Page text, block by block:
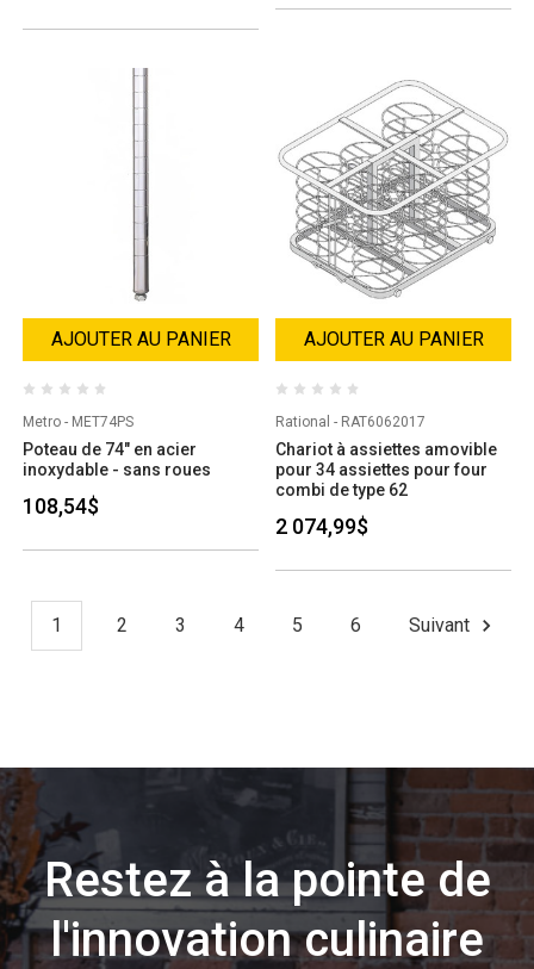
AJOUTER AU PANIER
Metro - MET74PS
Poteau de 74" en acier
inoxydable - sans roues
108,54$
AJOUTER AU PANIER
Rational - RAT6062017
Chariot à assiettes amovible
pour 34 assiettes pour four
combi de type 62
2 074,99$
1 2 3 4 5 6 Suivant
Restez à la pointe de
l'innovation culinaire